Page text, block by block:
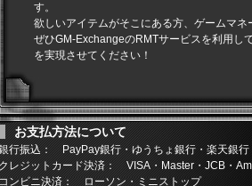
す。
欲しいアイテムがそこにある方、ゲームマ
ぜひGM-ExchangeのRMTサービスを利用し
を実現させてください！
お支払方法について
行振込： PayPay銀行・ゆうちょ銀行・楽天銀行
クレジットカード決済： VISA・Master・JCB・
コンビニ決済： ローソン・ミニストップ